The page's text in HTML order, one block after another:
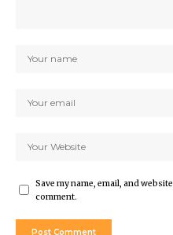
Save my name, email, and
comment.